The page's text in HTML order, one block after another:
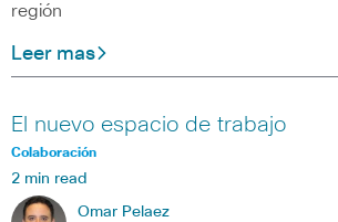
región
Leer mas
El nuevo espacio de trabajo
Colaboración
2 min read
Omar Pelaez